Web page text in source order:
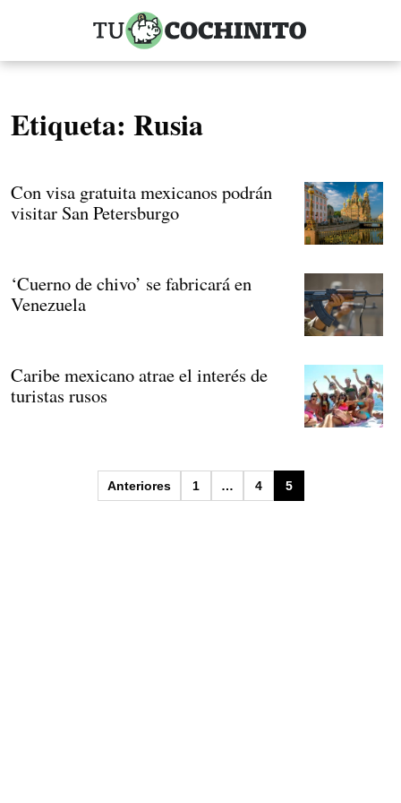
Etiqueta: Rusia
Con visa gratuita mexicanos podrán
visitar San Petersburgo
‘Cuerno de chivo’ se fabricará en
Venezuela
Caribe mexicano atrae el interés de
turistas rusos
PaginaciónAnteriores 1 … 4 5